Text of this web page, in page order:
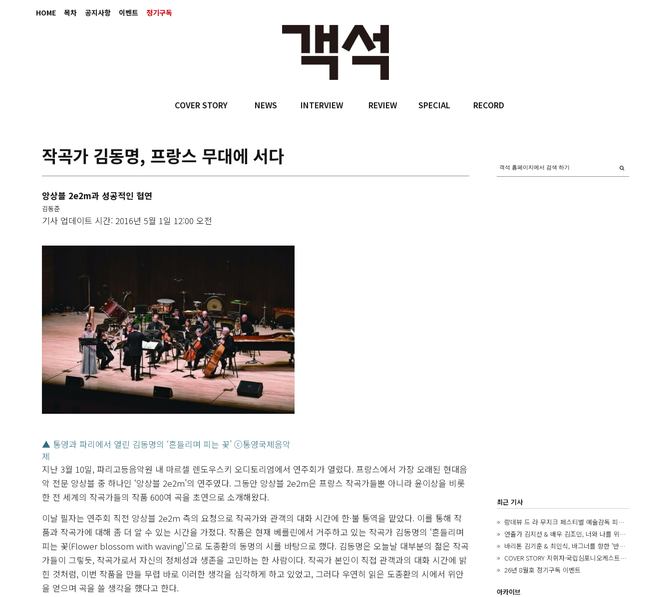
HOME 목차 공지사항 이벤트 정기구독
COVER STORY NEWS INTERVIEW REVIEW SPECIAL RECORD
작곡가 김동명, 프랑스 무대에 서다
앙상블 2e2m과 성공적인 협연
김동준
기사 업데이트 시간: 2016년 5월 1일 12:00 오전
▲ 통영과 파리에서 열린 김동명의 ‘흔들리며 피는 꽃’ ⓒ통영국제음악
제
지난 3월 10일, 파리고등음악원 내 마르셀 렌도우스키 오디토리엄에서 연주회가 열렸다. 프랑스에서 가장 오래된 현대음
악 전문 앙상블 중 하나인 ‘앙상블 2e2m’의 연주였다. 그동안 앙상블 2e2m은 프랑스 작곡가들뿐 아니라 윤이상을 비롯
한 전 세계의 작곡가들의 작품 600여 곡을 초연으로 소개해왔다.
이날 필자는 연주회 직전 앙상블 2e2m 측의 요청으로 작곡가와 관객의 대화 시간에 한·불 통역을 맡았다. 이를 통해 작
품과 작곡가에 대해 좀 더 알 수 있는 시간을 가졌다. 작품은 현재 베를린에서 거주하고 있는 작곡가 김동명의 ‘흔들리며
피는 꽃(Flower blossom with waving)’으로 도종환의 동명의 시를 바탕으로 했다. 김동명은 오늘날 대부분의 젊은 작곡
가들이 그렇듯, 작곡가로서 자신의 정체성과 생존을 고민하는 한 사람이다. 작곡가 본인이 직접 관객과의 대화 시간에 밝
힌 것처럼, 이번 작품을 만들 무렵 바로 이러한 생각을 심각하게 하고 있었고, 그러다 우연히 읽은 도종환의 시에서 위안
을 얻으며 곡을 쓸 생각을 했다고 한다.
최근 기사
랑데뷰 드 라 무지크 페스티벌 예술감독 피아니스트 김혜진, 5년간의 여정을 돌아보며
연출가 김지선 & 배우 김조민, 너와 나를 위한 ‘모두의 숲’에서 만나는 동심
바리톤 김기훈 & 최인식, 바그너를 향한 ‘반지 원정대’를 앞두고
COVER STORY 지휘자·국립심포니오케스트라 제8대 음악감독 로베르토 아바도
26년 8월호 정기구독 이벤트
아카이브